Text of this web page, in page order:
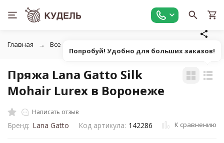
Главная Все для вязания
Пряжа Lana Gatto Silk
Mohair Lurex в Воронеже
Написать отзыв
Бренд: Lana Gatto Код артикула: 142286 К сравнению
Попробуй! Удобно для больших заказов!